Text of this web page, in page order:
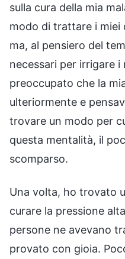
sulla cura della mia
modo di trattare i miei
ma, al pensiero del
necessari per irrigare
preoccupato che la
ulteriormente e
trovare un modo per
questa mentalità, il
scomparso.
Una volta, ho trovato
curare la pressione
persone ne avevano
provato con gioia.